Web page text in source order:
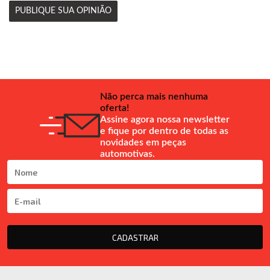
PUBLIQUE SUA OPINIÃO
Não perca mais nenhuma
oferta!
Assine agora nossa newsletter
e fique por dentro de todas as
novidades em peças
automotivas.
CADASTRAR